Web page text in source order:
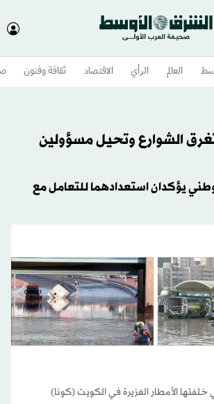
العالم الرأي الاقتصاد ثقافة وفنون
الشوارع وتحيل مسؤولين
يؤكدان استعدادهما للتعامل مع
خلفتها الأمطار الغزيرة في الكويت (كونا)